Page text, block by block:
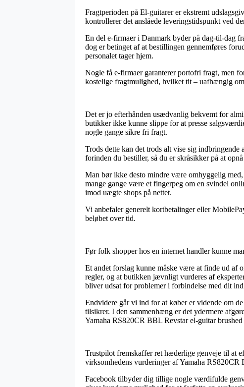
Fragtperioden på El-guitarer er ekstremt
kontrollerer det anslåede leveringstidspunkt ved
En del e-firmaer i Danmark byder på dag-til-dag
dog er betinget af at bestillingen gennemføres
personalet tager hjem.
Nogle få e-firmaer garanterer portofri fragt, men
kostelige fragtmulighed, hvilket tit – uafhængig
Det er jo efterhånden usædvanlig bekvemt for
butikker ikke kunne slippe for at presse
nogle gange sikre fri fragt.
Trods dette kan det trods alt vise sig
forinden du bestiller, så du er skråsikker på at
Man bør ikke desto mindre være omhyggelig
mange gange være et fingerpeg om en svindel
imod uægte shops på nettet.
Vi anbefaler generelt kortbetalinger eller
beløbet over tid.
Før folk shopper hos en internet handler kunne
Et andet forslag kunne måske være at finde ud af
regler, og at butikken jævnligt vurderes af
bliver udsat for problemer i forbindelse med dit
Endvidere går vi ind for at køber er vidende om
tilsikrer. I den sammenhæng er det ydermere
Yamaha RS820CR BBL Revstar el-guitar
Trustpilot fremskaffer ret hæderlige genveje til at
virksomhedens vurderinger af Yamaha
Facebook tilbyder dig tillige nogle værdifulde